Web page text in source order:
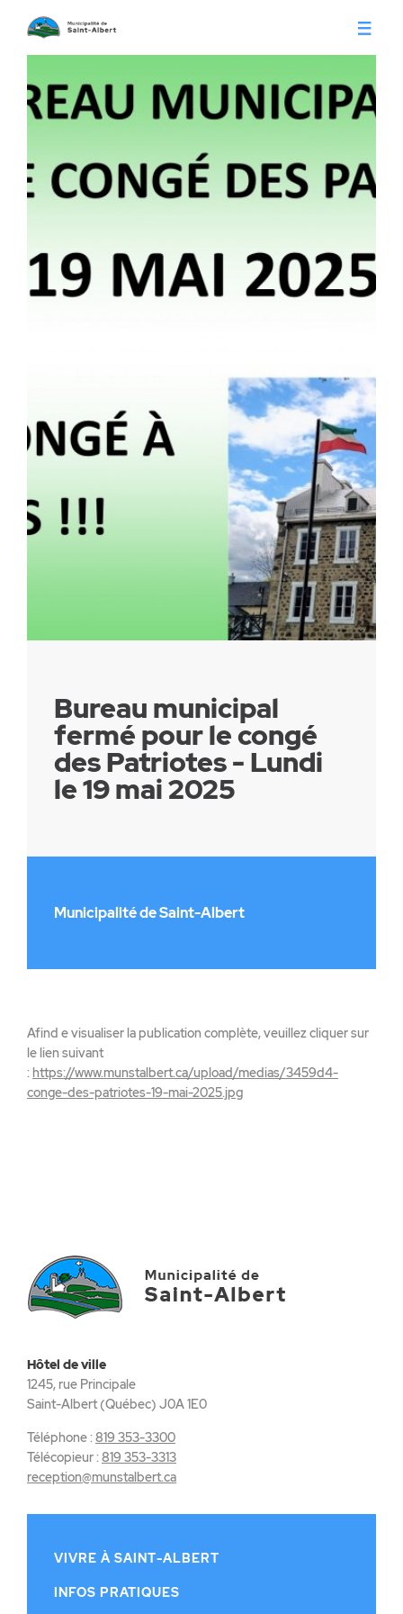
Infos pratiques
Séances du conseil
Avis publics
Communiqués
Réglementation
Santé & sécurité
Conseil municipal
Publications
Histoire
Bureau municipal
fermé pour le congé
des Patriotes - Lundi
le 19 mai 2025
Municipalité de Saint-Albert
Afind e visualiser la publication complète, veuillez cliquer sur
le lien suivant
: https://www.munstalbert.ca/upload/medias/3459d4-
conge-des-patriotes-19-mai-2025.jpg
Hôtel de ville
1245, rue Principale
Saint-Albert (Québec) J0A 1E0
Téléphone :819 353-3300
Télécopieur :819 353-3313
reception@munstalbert.ca
VIVRE À SAINT-ALBERT
INFOS PRATIQUES